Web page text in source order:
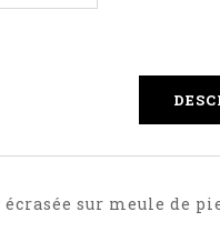
sur meule de